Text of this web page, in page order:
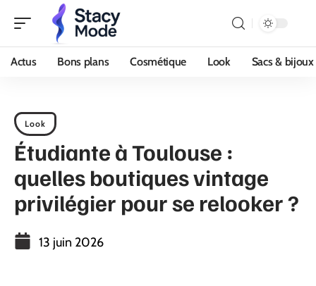
Actus Bons plans Cosmétique Look Sacs & bijoux
Look
Étudiante à Toulouse :
quelles boutiques vintage
privilégier pour se relooker ?
13 juin 2026